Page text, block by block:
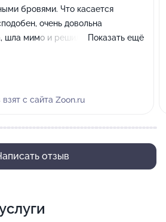
бровями. Что касается
очень довольна
шла мимо и решила
в самую точку попала!!!! Совету
клиентом!!!! Жаль вот
мастера по маникюру, 👍👍👍👍
Показать ещё
с сайта Zoon.ru
отзыв